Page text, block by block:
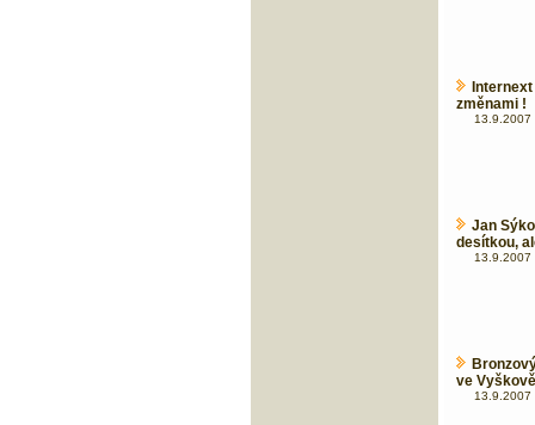
změnami !
13.9.2007
Jan
desítkou,
13.9.2007
ve Vyškově
13.9.2007